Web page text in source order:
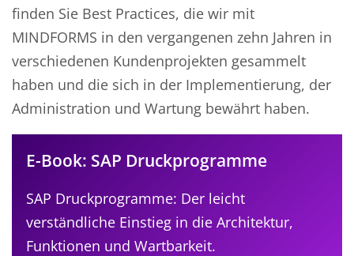
finden Sie Best Practices, die wir mit
MINDFORMS in den vergangenen zehn Jahren in
verschiedenen Kundenprojekten gesammelt
haben und die sich in der Implementierung, der
Administration und Wartung bewährt haben.
E-Book: SAP Druckprogramme
SAP Druckprogramme: Der leicht
verständliche Einstieg in die Architektur,
Funktionen und Wartbarkeit.